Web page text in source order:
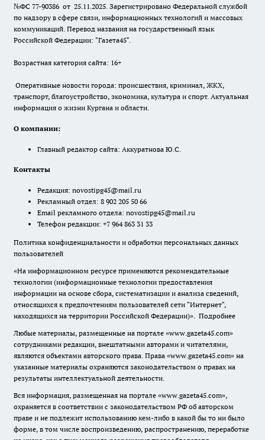
№ФС 77-90386 от 25.11.2025. Зарегистрировано Федеральной службой
по надзору в сфере связи, информационных технологий и массовых
коммуникаций. Перевод названия на государственный язык
Российской Федерации: "Газета45".
Возрастная категория сайта: 16+
Оперативные новости города: происшествия, криминал, ЖКХ,
транспорт, благоустройство, экономика, культура и спорт. Актуальная
информация о жизни Кургана и области.
О компании:
Главный редактор сайта: Аккуратнова Ю.С.
Контакты
Редакция: novostipg45@mail.ru
Рекламный отдел: 8 902 205 50 66
Email рекламного отдела: novostipg45@mail.ru
Телефон редакции: +7 964 863 31 33
Политика конфиденциальности и обработки персональных данных
пользователей
«На информационном ресурсе применяются рекомендательные
технологии (информационные технологии предоставления
информации на основе сбора, систематизации и анализа сведений,
относящихся к предпочтениям пользователей сети "Интернет",
находящихся на территории Российской Федерации)». Подробнее
Любые материалы, размещенные на портале «www.gazeta45.com»
сотрудниками редакции, внештатными авторами и читателями,
являются объектами авторского права. Права «www.gazeta45.com» на
указанные материалы охраняются законодательством о правах на
результаты интеллектуальной деятельности.
Вся информация, размещенная на портале «www.gazeta45.com»,
охраняется в соответствии с законодательством РФ об авторском
праве и не подлежит использованию кем-либо в какой бы то ни было
форме, в том числе воспроизведению, распространению, переработке